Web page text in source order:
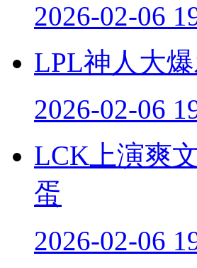
2026-02-06
LPL神人大
2026-02-06
LCK上演爽
蛋
2026-02-06